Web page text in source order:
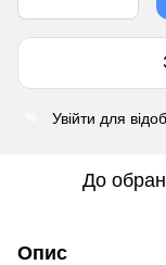
Увійти для
До
Опис